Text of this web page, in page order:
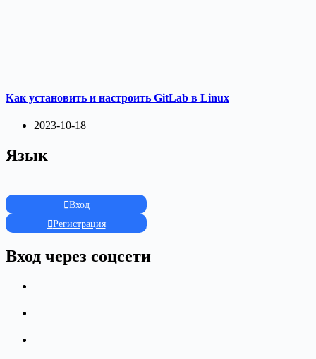
Как установить и настроить GitLab в Linux
2023-10-18
Язык
Вход
Регистрация
Вход через соцсети